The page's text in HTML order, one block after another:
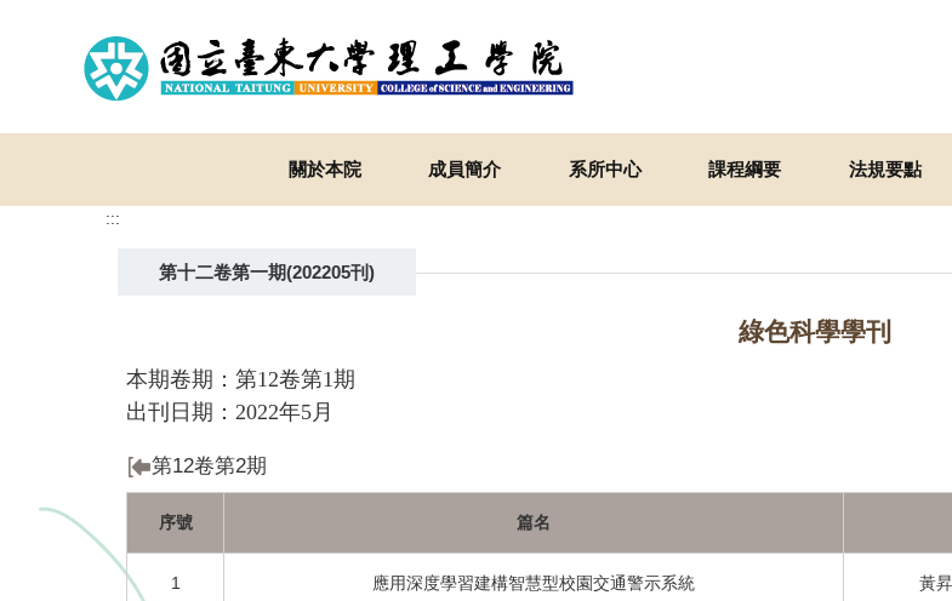
關於本院 成員簡介 系所中心 課程綱要 法規要點
:::
第十二卷第一期(202205刊)
綠色科學學刊
本期卷期：第12卷第1期
出刊日期：2022年5月
第12卷第2期
序號 篇名
1 應用深度學習建構智慧型校園交通警示系統 黃